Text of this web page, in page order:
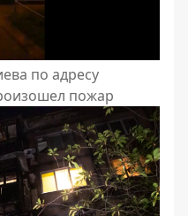
по адресу
пожар